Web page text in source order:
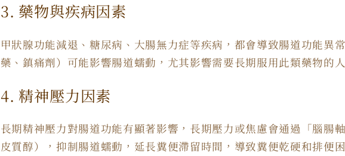
3. 藥物與疾病因素
甲狀腺功能減退、糖尿病、大腸無力症等疾病，都會導致腸道功能異
藥、鎮痛劑）可能影響腸道蠕動，尤其影響需要長期服用此類藥物的
4. 精神壓力因素
長期精神壓力對腸道功能有顯著影響，長期壓力或焦慮會通過「腦腸
皮質醇），抑制腸道蠕動，延長糞便滯留時間，導致糞便乾硬和排便